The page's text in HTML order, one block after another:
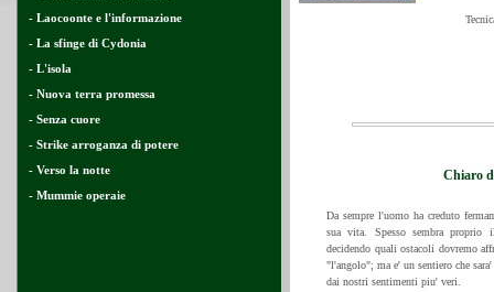
- Laocoonte e l'informazione
- La sfinge di Cydonia
- L'isola
- Nuova terra promessa
- Senza cuore
- Strike arroganza di potere
- Verso la notte
- Mummie operaie
Chiaro
Da sempre l'uomo ha creduto
sua vita. Spesso sembra proprio
decidendo quali ostacoli dovremo
"l'angolo"; ma e' un sentiero che
dai nostri sentimenti piu' veri.